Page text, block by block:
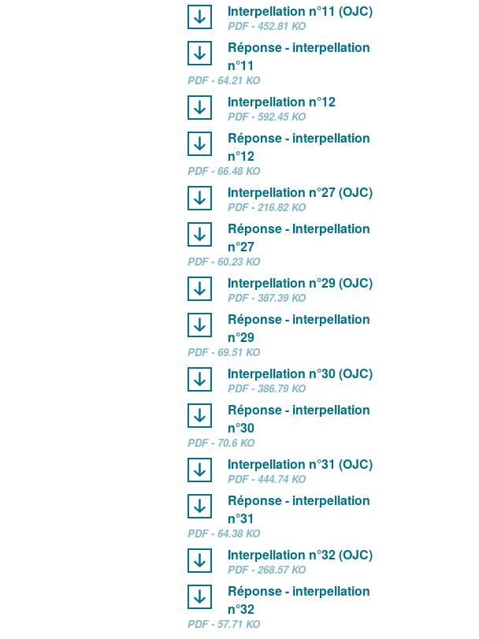
Interpellation n°11 (OJC)
PDF - 452.81 KO
Réponse - interpellation
n°11
PDF - 64.21 KO
Interpellation n°12
PDF - 592.45 KO
Réponse - interpellation
n°12
PDF - 66.48 KO
Interpellation n°27 (OJC)
PDF - 216.82 KO
Réponse - Interpellation
n°27
PDF - 60.23 KO
Interpellation n°29 (OJC)
PDF - 387.39 KO
Réponse - interpellation
n°29
PDF - 69.51 KO
Interpellation n°30 (OJC)
PDF - 386.79 KO
Réponse - interpellation
n°30
PDF - 70.6 KO
Interpellation n°31 (OJC)
PDF - 444.74 KO
Réponse - interpellation
n°31
PDF - 64.38 KO
Interpellation n°32 (OJC)
PDF - 268.57 KO
Réponse - interpellation
n°32
PDF - 57.71 KO